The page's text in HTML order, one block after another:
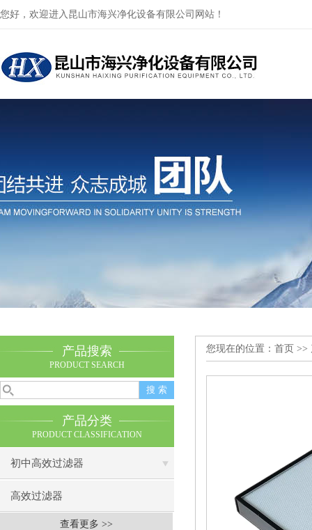
您好，欢迎进入昆山市海兴净化设备有限公司网站！
产品搜索
PRODUCT SEARCH
产品分类
PRODUCT CLASSIFICATION
初中高效过滤器
高效过滤器
查看更多 >>
您现在的位置： 首页 >>